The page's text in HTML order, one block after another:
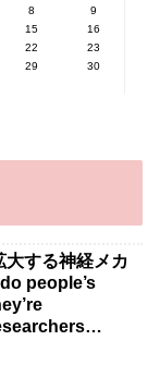
8
9
15
16
22
23
29
30
大する神経メカ
people’s